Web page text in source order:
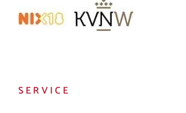
SERVICE